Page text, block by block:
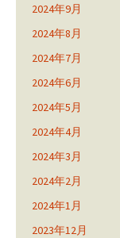
2024年9月
2024年8月
2024年7月
2024年6月
2024年5月
2024年4月
2024年3月
2024年2月
2024年1月
2023年12月